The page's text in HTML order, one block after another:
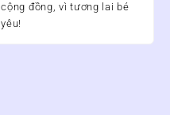
cộng đồng, vì tương lai bé
yêu!